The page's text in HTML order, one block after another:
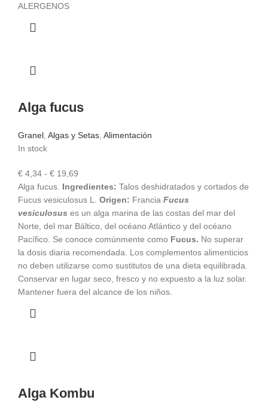
ALERGENOS
Alga fucus
Granel Algas y Setas Alimentación
In stock
€ 4,34 - € 19,69
de
precios:
desde
€ 4,34
hasta
€ 19,69
Alga fucus. Ingredientes: Talos deshidratados y cortados de
Fucus vesiculosus L. Origen: Francia Fucus
vesiculosus es un alga marina de las costas del mar del
Norte, del mar Báltico, del océano Atlántico y del océano
Pacífico. Se conoce comúnmente como Fucus. No superar
la dosis diaria recomendada. Los complementos alimenticios
no deben utilizarse como sustitutos de una dieta equilibrada.
Conservar en lugar seco, fresco y no expuesto a la luz solar.
Mantener fuera del alcance de los niños.
Alga Kombu